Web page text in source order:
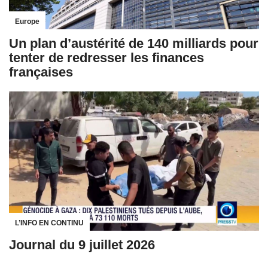
Europe
Un plan d’austérité de 140 milliards pour
tenter de redresser les finances
françaises
L’INFO EN CONTINU
Journal du 9 juillet 2026